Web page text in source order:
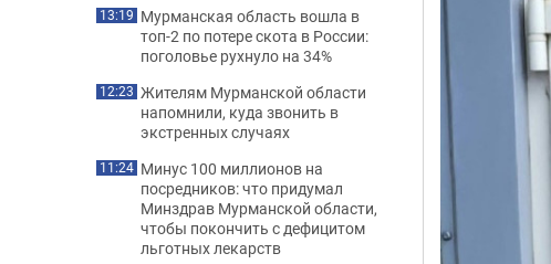
13:19 Мурманская область вошла в
топ-2 по потере скота в России:
поголовье рухнуло на 34%
12:23 Жителям Мурманской области
напомнили, куда звонить в
экстренных случаях
11:24 Минус 100 миллионов на
посредников: что придумал
Минздрав Мурманской области,
чтобы покончить с дефицитом
льготных лекарств